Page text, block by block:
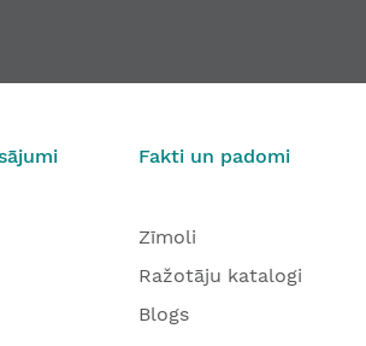
Fakti un padomi
Zīmoli
Ražotāju katalogi
Blogs